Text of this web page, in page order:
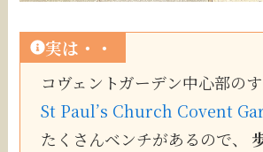
実は・・
コヴェントガーデン中心部の
St Paul’s Church Covent
たくさんベンチがあるので、